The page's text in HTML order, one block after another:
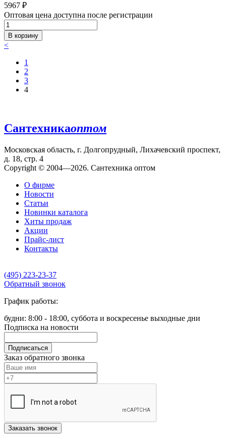
5967 ₽
Оптовая цена доступна после регистрации
В корзину
<
1
2
3
4
Сантехникаоптом
Московская область, г. Долгопрудный, Лихачевский проспект,
д. 18, стр. 4
Copyright © 2004—2026. Сантехника оптом
О фирме
Новости
Статьи
Новинки каталога
Хиты продаж
Акции
Прайс-лист
Контакты
(495) 223-23-37
Обратный звонок
График работы:
будни: 8:00 - 18:00, суббота и воскресенье выходные дни
Подписка на новости
Подписаться
Заказ обратного звонка
Заказать звонок